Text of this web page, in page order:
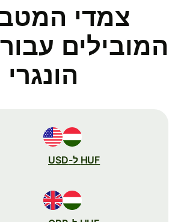
צמדי
המובילים עבור
הונגרי
HUF ל-USD